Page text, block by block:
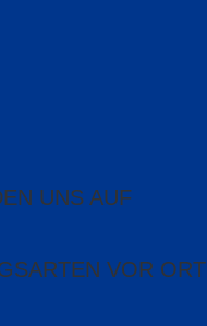
UNS AUF
VOR ORT